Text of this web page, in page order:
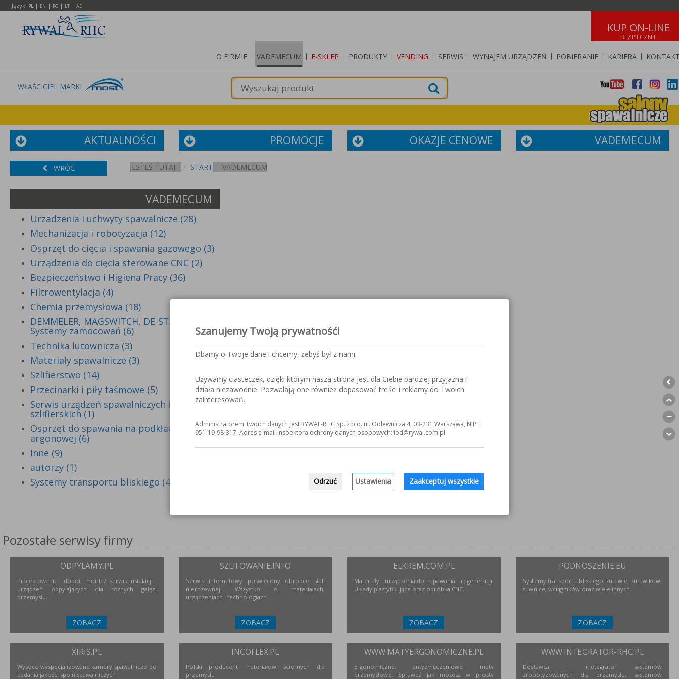
Język: PL | EN | RO | LT | AE
KUP ON-LINE
O FIRMIE | VADEMECUM | E-SKLEP | PRODUKTY | VENDING | SERWIS | WYNAJEM URZĄDZEŃ | POBIERANIE | KARIERA |
WŁAŚCICIEL MARKI
AKTUALNOŚCI PROMOCJE OKAZJE CENOWE VADEMECUM
WRÓĆ JESTEŚ TUTAJ: START VADEMECUM
VADEMECUM
Urzadzenia i uchwyty spawalnicze (28)
Mechanizacja i robotyzacja (12)
Osprzęt do cięcia i spawania gazowego (3)
Urządzenia do cięcia sterowane CNC (2)
Bezpieczeństwo i Higiena Pracy (36)
Filtrowentylacja (4)
Chemia przemysłowa (18)
DEMMELER, MAGSWITCH, DE-STA-CO -
Systemy zamocowań (6)
Technika lutownicza (3)
Materiały spawalnicze (3)
Szlifierstwo (14)
Przecinarki i piły taśmowe (5)
Serwis urządzeń spawalniczych i
szlifierskich (1)
Osprzęt do spawania na podkładce
argonowej (6)
Inne (9)
autorzy (1)
Systemy transportu bliskiego (4)
Pozostałe serwisy firmy
ODPYLAMY.PL
Projektowanie i dobór, montaż, serwis instalacji i
urządzeń odpylających dla różnych gałęzi
przemysłu.
ZOBACZ
SZLIFOWANIE.INFO
Serwis internetowy poświęcony obróbce stali
nierdzewnej. Wszystko o materiałach,
urządzeniach i technologiach.
ZOBACZ
ELKREM.COM.PL
Materiały i urządzenia do napawania i regeneracji.
Układy plastyfikujące oraz obróbka CNC.
ZOBACZ
PODNOSZENIE.EU
Systemy transportu bliskiego, żurawie, żurawików,
suwnice, wciągników oraz wiele innych.
ZOBACZ
XIRIS.PL
Wysoce wyspecjalizowane kamery spawalnicze do
badania jakości spoin spawalniczych
INCOFLEX.PL
Polski producent materiałów ściernych dla
przemysłu
WWW.MATYERGONOMICZNE.PL
Ergonomiczne, antyzmęczeniowe maty
przemysłowe. Sprawdź jak możesz w prosty
WWW.INTEGRATOR-RHC.PL
Dostawca i inetegrator systemów
zrobotyzowanych dla przemysłu, systemów
Szanujemy Twoją prywatność!
Dbamy o Twoje dane i chcemy, żebyś był z nami.
Używamy ciasteczek, dzięki którym nasza strona jest dla Ciebie bardziej przyjazna i
działa niezawodnie. Pozwalają one również dopasować treści i reklamy do Twoich
zainteresowań.
Administratorem Twoich danych jest RYWAL-RHC Sp. z o.o. ul. Odlewnicza 4, 03-231 Warszawa, NIP:
951-19-98-317. Adres e-mail inspektora ochrony danych osobowych: iod@rywal.com.pl
Odrzuć Ustawienia Zaakceptuj wszystkie